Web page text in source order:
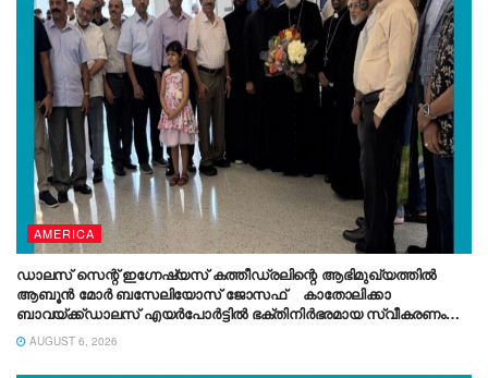
AMERICA
ഡാലസ് സെന്റ് ഇഗ്നേഷ്യസ് കത്തീഡ്രലിന്റെ ആഭിമുഖ്യത്തിൽ
ആബൂൻ മോർ ബസേലിയോസ് ജോസഫ് കാതോലിക്കാ
ബാവയ്ക്ക്ഡാലസ് എയർപോർട്ടിൽ ഭക്തിനിർഭരമായ സ്വീകരണം
നൽകി.
AUGUST 6, 2026